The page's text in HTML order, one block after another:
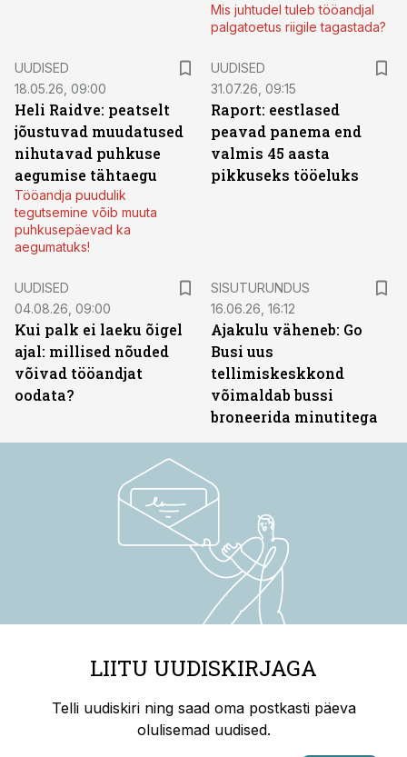
Mis juhtudel tuleb tööandjal
palgatoetus riigile tagastada?
UUDISED
18.05.26, 09:00
Heli Raidve: peatselt
jõustuvad muudatused
nihutavad puhkuse
aegumise tähtaegu
Tööandja puudulik
tegutsemine võib muuta
puhkusepäevad ka
aegumatuks!
UUDISED
31.07.26, 09:15
Raport: eestlased
peavad panema end
valmis 45 aasta
pikkuseks tööeluks
UUDISED
04.08.26, 09:00
Kui palk ei laeku õigel
ajal: millised nõuded
võivad tööandjat
oodata?
SISUTURUNDUS
16.06.26, 16:12
Ajakulu väheneb: Go
Busi uus
tellimiskeskkond
võimaldab bussi
broneerida minutitega
LIITU UUDISKIRJAGA
Telli uudiskiri ning saad oma postkasti päeva
olulisemad uudised.